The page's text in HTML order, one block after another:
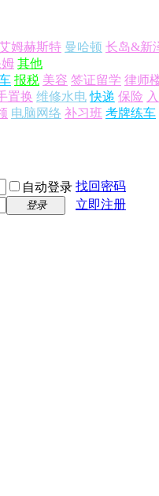
姆赫斯特 曼哈顿 长岛&新
其他
报税 美容 签证留学 律师
置换 维修水电 快递 保险
电脑网络 补习班 考牌练车
自动登录 找回密码
登录 立即注册